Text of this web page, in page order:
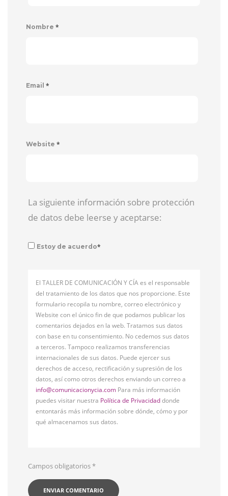
Nombre *
Email *
Website *
La siguiente información sobre protección
de datos debe leerse y aceptarse:
Estoy de acuerdo*
El TALLER DE COMUNICACIÓN Y CÍA es el responsable
del tratamiento de los datos que nos proporcione. Este
formulario recopila tu nombre, correo electrónico y
Website con el único fin de que podamos publicar los
comentarios dejados en la web. Tratamos sus datos
con base en tu consentimiento. No cedemos sus datos
a terceros. Tampoco realizamos transferencias
internacionales de sus datos. Puede ejercer sus
derechos de acceso, rectificación y supresión de los
datos, así como otros derechos enviando un correo a
info@comunicacionycia.com Para más información
puedes visitar nuestra Política de Privacidaddonde
entontarás más información sobre dónde, cómo y por
qué almacenamos sus datos.
Campos obligatorios*